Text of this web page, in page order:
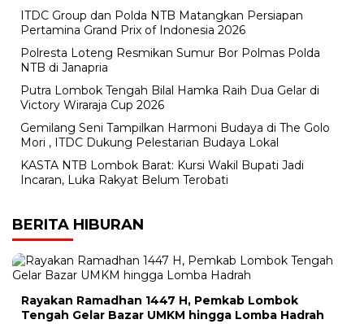
ITDC Group dan Polda NTB Matangkan Persiapan
Pertamina Grand Prix of Indonesia 2026
Polresta Loteng Resmikan Sumur Bor Polmas Polda
NTB di Janapria
Putra Lombok Tengah Bilal Hamka Raih Dua Gelar di
Victory Wiraraja Cup 2026
Gemilang Seni Tampilkan Harmoni Budaya di The Golo
Mori , ITDC Dukung Pelestarian Budaya Lokal
KASTA NTB Lombok Barat: Kursi Wakil Bupati Jadi
Incaran, Luka Rakyat Belum Terobati
BERITA HIBURAN
Rayakan Ramadhan 1447 H, Pemkab Lombok
Tengah Gelar Bazar UMKM hingga Lomba Hadrah